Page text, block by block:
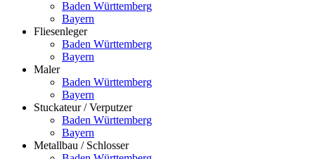
Baden Württemberg
Bayern
Fliesenleger
Baden Württemberg
Bayern
Maler
Baden Württemberg
Bayern
Stuckateur / Verputzer
Baden Württemberg
Bayern
Metallbau / Schlosser